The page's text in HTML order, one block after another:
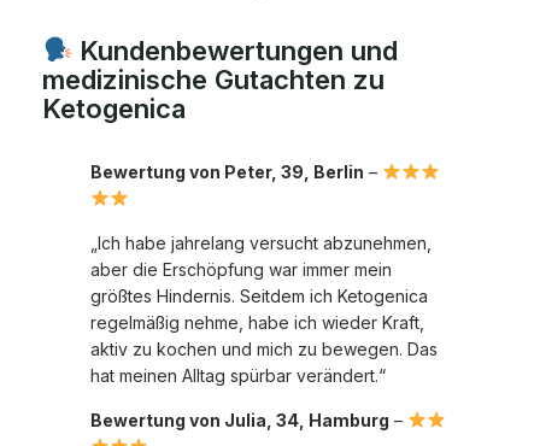
Kundenbewertungen und
medizinische Gutachten zu
Ketogenica
Bewertung von Peter, 39, Berlin –
„Ich habe jahrelang versucht abzunehmen,
aber die Erschöpfung war immer mein
größtes Hindernis. Seitdem ich Ketogenica
regelmäßig nehme, habe ich wieder Kraft,
aktiv zu kochen und mich zu bewegen. Das
hat meinen Alltag spürbar verändert.“
Bewertung von Julia, 34, Hamburg –